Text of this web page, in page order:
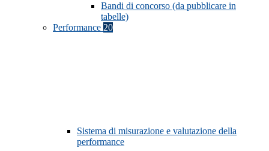
Bandi di concorso (da pubblicare in
tabelle)
Performance 20
Sistema di misurazione e valutazione della
performance